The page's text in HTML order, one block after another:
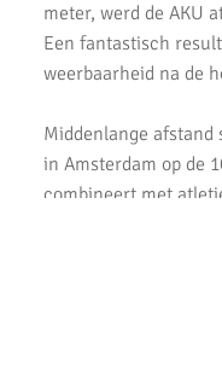
De Springschans
Mooiste 2020
AH Jos van den Berg
loopevenement
meter, werd de AKU
Een fantastisch
weerbaarheid na de
Middenlange afstand
in Amsterdam op de
combineert met